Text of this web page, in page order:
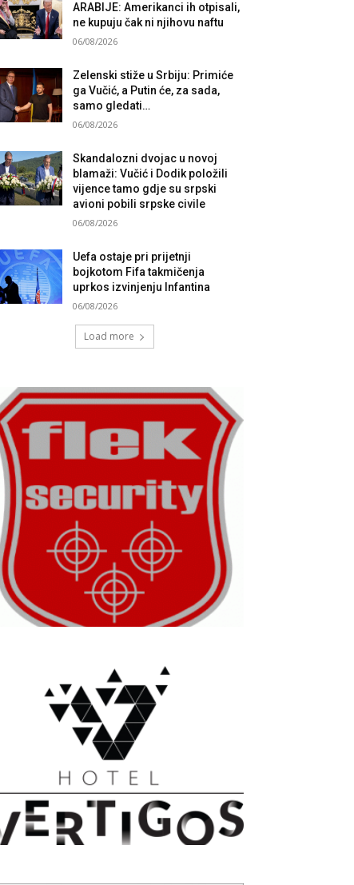
ARABIJE: Amerikanci ih otpisali,
ne kupuju čak ni njihovu naftu
06/08/2026
Zelenski stiže u Srbiju: Primiće
ga Vučić, a Putin će, za sada,
samo gledati…
06/08/2026
Skandalozni dvojac u novoj
blamaži: Vučić i Dodik položili
vijence tamo gdje su srpski
avioni pobili srpske civile
06/08/2026
Uefa ostaje pri prijetnji
bojkotom Fifa takmičenja
uprkos izvinjenju Infantina
06/08/2026
Load more